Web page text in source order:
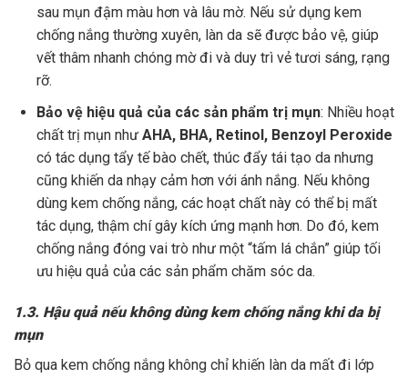
sau mụn đậm màu hơn và lâu mờ. Nếu sử dụng kem
chống nắng thường xuyên, làn da sẽ được bảo vệ, giúp
vết thâm nhanh chóng mờ đi và duy trì vẻ tươi sáng, rạng
rỡ.
Bảo vệ hiệu quả của các sản phẩm trị mụn: Nhiều hoạt
chất trị mụn như AHA, BHA, Retinol, Benzoyl Peroxide
có tác dụng tẩy tế bào chết, thúc đẩy tái tạo da nhưng
cũng khiến da nhạy cảm hơn với ánh nắng. Nếu không
dùng kem chống nắng, các hoạt chất này có thể bị mất
tác dụng, thậm chí gây kích ứng mạnh hơn. Do đó, kem
chống nắng đóng vai trò như một “tấm lá chắn” giúp tối
ưu hiệu quả của các sản phẩm chăm sóc da.
1.3. Hậu quả nếu không dùng kem chống nắng khi da bị
mụn
Bỏ qua kem chống nắng không chỉ khiến làn da mất đi lớp